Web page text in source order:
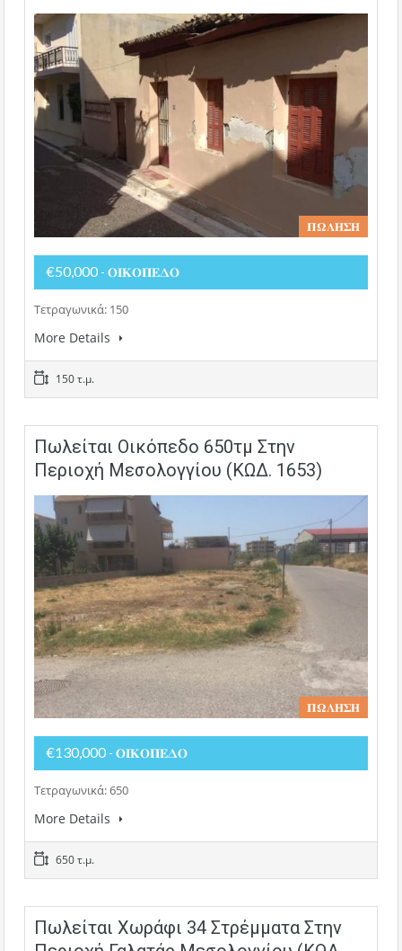
𝚷𝛀𝚲𝚮𝚺𝚮
€50,000 - 𝚶𝚰𝚱𝚶𝚷𝚬𝚫𝚶
Τετραγωνικά: 150
More Details
150 τ.μ.
Πωλείται Οικόπεδο 650τμ Στην
Περιοχή Μεσολογγίου (ΚΩΔ. 1653)
𝚷𝛀𝚲𝚮𝚺𝚮
€130,000 - 𝚶𝚰𝚱𝚶𝚷𝚬𝚫𝚶
Τετραγωνικά: 650
More Details
650 τ.μ.
Πωλείται Χωράφι 34 Στρέμματα Στην